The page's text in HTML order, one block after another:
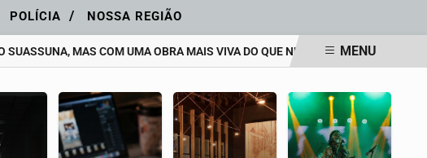
POLÍCIA / NOSSA REGIÃO
MAS COM UMA OBRA MAIS VIVA DO QUE NUNCA EJA GANHA
MENU